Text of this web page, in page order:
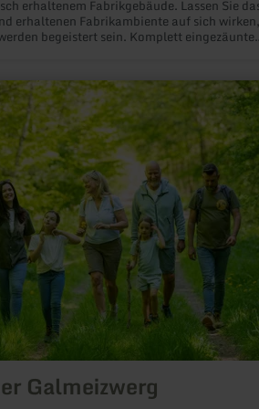
erhaltenem Fabrikgebäude. Lassen Sie
erhaltenen Fabrikambiente auf sich
begeistert sein. Komplett eingezäunte
Galmeizwerg